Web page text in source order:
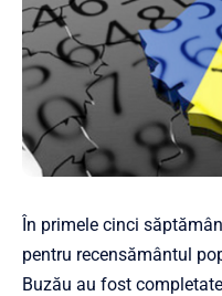
În primele cinci
pentru recensământul
Buzău au fost